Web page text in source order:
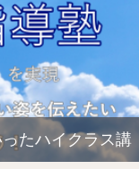
たハイクラス講